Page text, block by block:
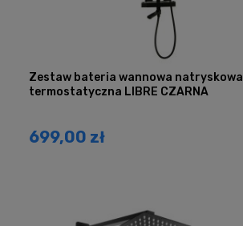
Zestaw bateria wannowa natryskowa
termostatyczna LIBRE CZARNA
699,00 zł